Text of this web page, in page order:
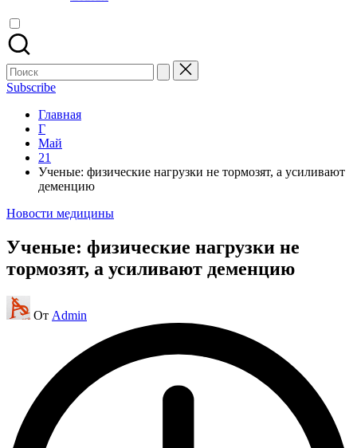
Поиск
для:
Subscribe
Главная
Г
Май
21
Ученые: физические нагрузки не тормозят, а усиливают
деменцию
Опубликовано
Новости медицины
Ученые: физические нагрузки не
тормозят, а усиливают деменцию
Запись
от
От Admin